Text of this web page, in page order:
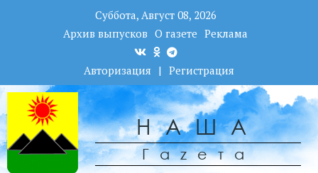
Суббота, Август 08, 2026
Архив выпусков О газете Реклама
Авторизация | Регистрация
НАША
Гаzета